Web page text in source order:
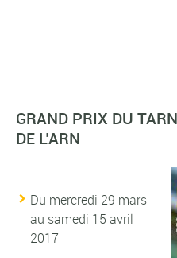
GRAND PRIX DU
DE L’ARN
Du mercredi 29 mars
au samedi 15 avril
2017